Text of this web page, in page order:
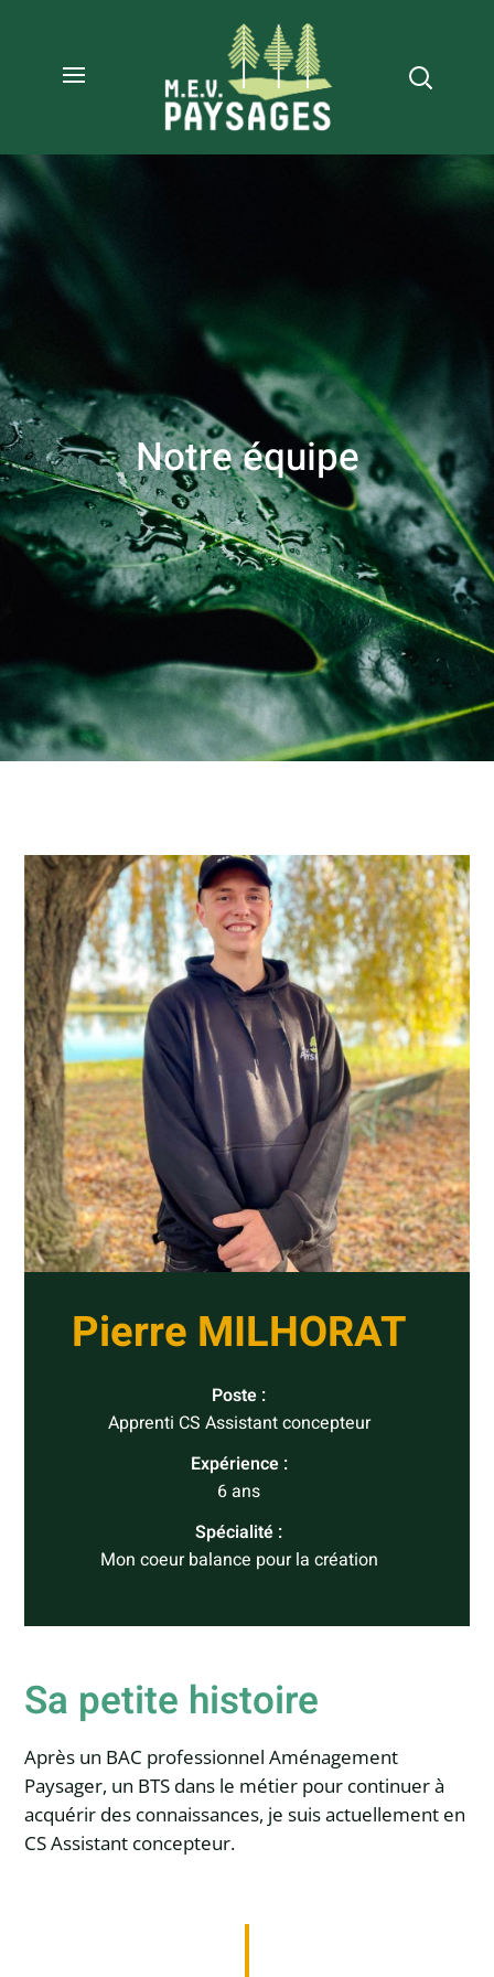
Notre équipe
Pierre MILHORAT
Poste :
Apprenti CS Assistant concepteur
Expérience :
6 ans
Spécialité :
Mon coeur balance pour la création
Sa petite histoire
Après un BAC professionnel Aménagement
Paysager, un BTS dans le métier pour continuer à
acquérir des connaissances, je suis actuellement en
CS Assistant concepteur.